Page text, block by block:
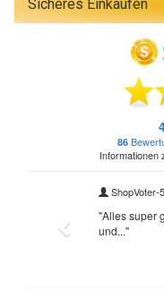
Sicheres Einkaufen